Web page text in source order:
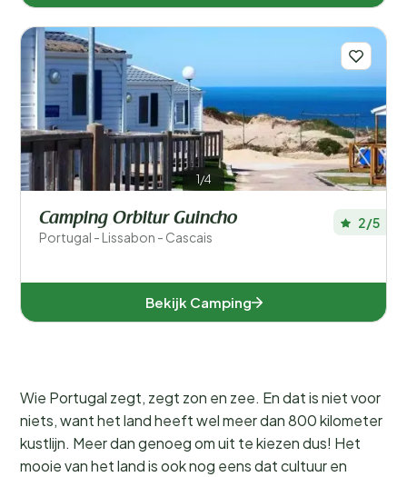
1/4
Camping Orbitur Guincho
Portugal - Lissabon - Cascais
2/5
Bekijk Camping
Wie Portugal zegt, zegt zon en zee. En dat is niet voor
niets, want het land heeft wel meer dan 800 kilometer
kustlijn. Meer dan genoeg om uit te kiezen dus! Het
mooie van het land is ook nog eens dat cultuur en